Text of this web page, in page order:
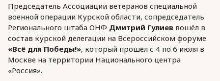
Председатель Ассоциации ветеранов специальной
военной операции Курской области, сопредседатель
Регионального штаба ОНФ Дмитрий Гулиев вошёл в
состав курской делегации на Всероссийском форуме
«Всё для Победы!», который прошёл с 4 по 6 июля в
Москве на территории Национального центра
«Россия».